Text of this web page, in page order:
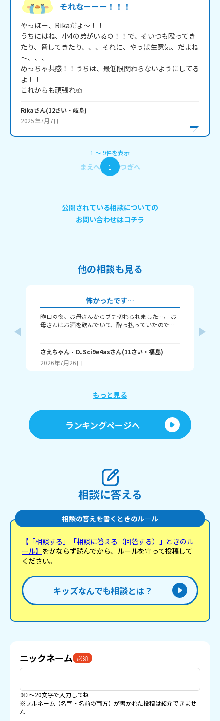
それなーーー！！！
やっほー、Rikaだよ～！！
うちにはね、小4の弟がいるの！！で、そいつも殴ってき
たり、脅してきたり、、、それに、やっぱ生意気、だよね
～、、、
めっちゃ共感！！うちは、最低限関わらないようにしてる
よ！！
これからも頑張れ👍
Rikaさん(12さい・ 岐阜)
2025年7月7日
1 〜9件を表示
まえへ 1 つぎへ
公開されている相談についての
お問い合わせはコチラ
他の相談も見る
怖かったです…
昨日の夜、お母さんからブチ切れられました…。 お
母さんはお酒を飲んでいて、酔っ払っていたのです
しまっていました。(話し方など) それで昨日、また
イライラしてしまいつい何度もイライラした声を出
していたら、急にお母さんが怒って来て、お母さん
てけ！！｣と言われました。その他にも、｢気分悪い
わ！｣とか、｢なんでも暴れればいいと思ってんのか
おめーは！！｣などと叫ばれ、わたしはビクッとしな
がらしばらく同じ場所にずっと座っていました。 そ
してその後にお母さんから｢早く出ていって｣と言わ
れ、更には腕を掴まれわたしを玄関に連れていこう
としていました。わたしは流石にこれは取り返しの
言われたことのない言葉や叫び声を聞いたりしたの
で、とても怖かったです。 その後、わたしは寝たの
ですがあまりの怖さに苦しくなってハァハァとなっ
てしまいました。 もう昨日のことですがまだそれを
思い出すと体が震えそうになります。とにかく今ま
でに1番叱られてとても怖かったです。 ちなみにお
母さんは、普段はわたしのことを嫌っている訳では
が悪かったからこうなってしまったんだと思いま
す。酔っ払っている人にいちいち口出ししたわたし
が悪かったかもしれませんが、調べてみたら｢出てい
け｣と言って追い出そうとするのは虐待らしく、もし
かしてわたしのお母さんは実はやばい親なのでは、
とかもしこれからまた同じようなことが起きたらど
うしよう、と不安になってしまっています。 とにか
さえちゃん - OJSci9e4asさん(11さい・ 福島)
2026年7月26日
もっと見る
ランキングページへ
相談に答える
相談の答えを書くときのルール
【「相談する」「相談に答える（回答する）」ときのル
ール】 をかならず読んでから、ルールを守って投稿して
ください。
キッズなんでも相談とは？
ニックネーム 必須
※3〜20文字で入力してね
※フルネーム（名字・名前の両方）が書かれた投稿は紹介できませ
ん